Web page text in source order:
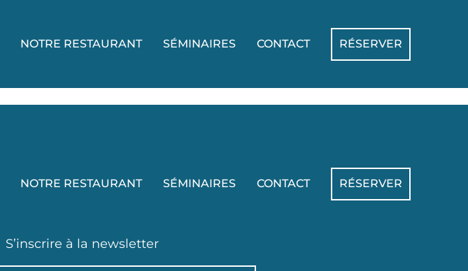
NOTRE RESTAURANT SÉMINAIRES CONTACT RÉSERVER
NOTRE RESTAURANT SÉMINAIRES CONTACT RÉSERVER
S’inscrire à la newsletter